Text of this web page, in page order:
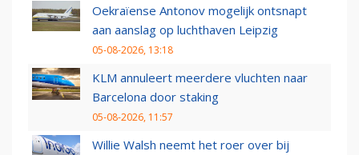
Oekraïense Antonov mogelijk ontsnapt
aan aanslag op luchthaven Leipzig
05-08-2026, 13:18
KLM annuleert meerdere vluchten naar
Barcelona door staking
05-08-2026, 11:57
Willie Walsh neemt het roer over bij